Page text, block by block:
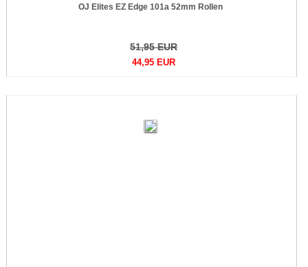
OJ Elites EZ Edge 101a 52mm Rollen
51,95 EUR
44,95 EUR